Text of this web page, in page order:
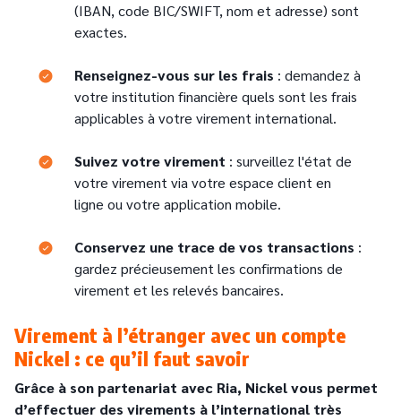
(IBAN, code BIC/SWIFT, nom et adresse) sont
exactes.
Text Renseignez-vous sur les frais : demandez à
votre institution financière quels sont les frais
applicables à votre virement international.
Suivez votre virement : surveillez l'état de
votre virement via votre espace client en
ligne ou votre application mobile.
Conservez une trace de vos transactions :
gardez précieusement les confirmations de
virement et les relevés bancaires.
Virement à l’étranger avec un compte
Nickel : ce qu’il faut savoir
Grâce à son partenariat avec Ria, Nickel vous permet
d’effectuer des virements à l’international très